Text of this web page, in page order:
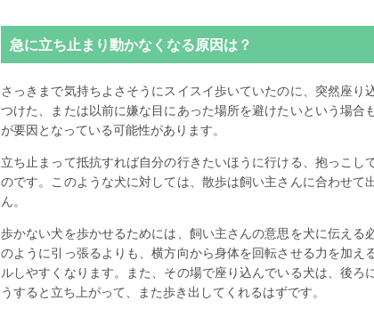
急に立ち止まり動かなくなる原因は？
さっきまで気持ちよさそうにスイスイ歩いていたのに、突然座
つけた、または以前に嫌な目にあった場所を避けたいという場
が要因となっている可能性があります。
立ち止まって抵抗すれば自分の行きたいほうに行ける、抱っこ
のです。このような犬に対しては、散歩は飼い主さんに合わせ
ん。
歩かない犬を歩かせるためには、飼い主さんの意思を犬に伝え
のように引っ張るよりも、横方向から身体を回転させる力を加
ルしやすくなります。また、その場で座り込んでいる犬は、後
うすると立ち上がって、また歩き出してくれるはずです。